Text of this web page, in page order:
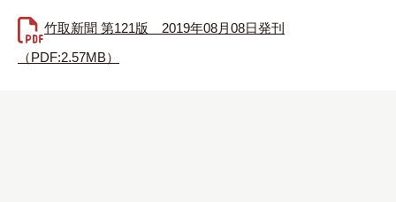
竹取新聞 第121版 2019年08月08日発刊
（PDF:2.57MB）